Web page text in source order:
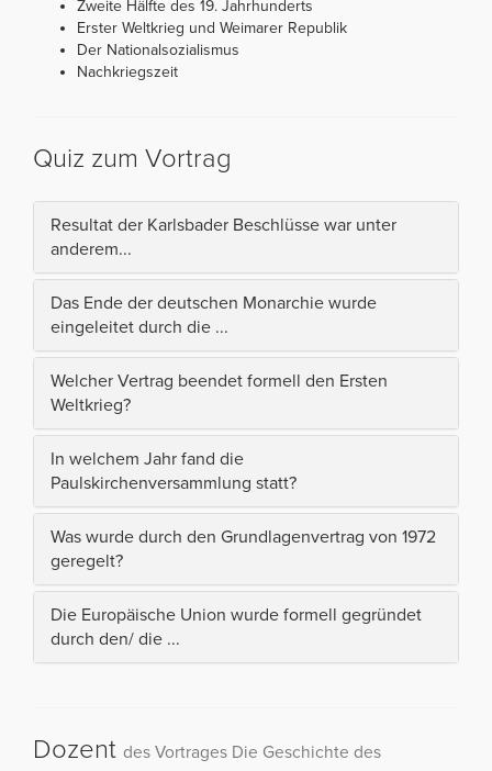
Zweite Hälfte des 19. Jahrhunderts
Erster Weltkrieg und Weimarer Republik
Der Nationalsozialismus
Nachkriegszeit
Quiz zum Vortrag
Resultat der Karlsbader Beschlüsse war unter
anderem...
Das Ende der deutschen Monarchie wurde
eingeleitet durch die ...
Welcher Vertrag beendet formell den Ersten
Weltkrieg?
In welchem Jahr fand die
Paulskirchenversammlung statt?
Was wurde durch den Grundlagenvertrag von 1972
geregelt?
Die Europäische Union wurde formell gegründet
durch den/ die ...
Dozent des Vortrages Die Geschichte des